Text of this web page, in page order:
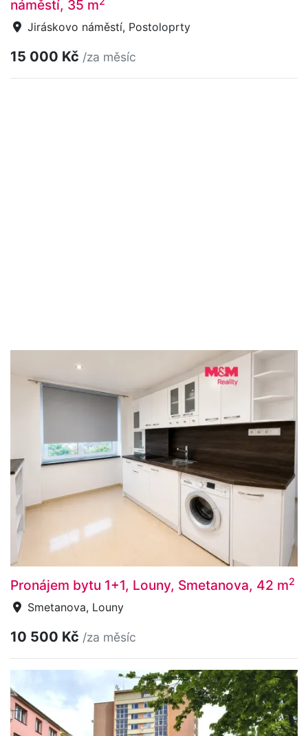
náměstí, 35 m
Jiráskovo náměstí, Postoloprty
15 000 Kč /za měsíc
Pronájem bytu 1+1, Louny, Smetanova, 42 m2
Smetanova, Louny
10 500 Kč /za měsíc